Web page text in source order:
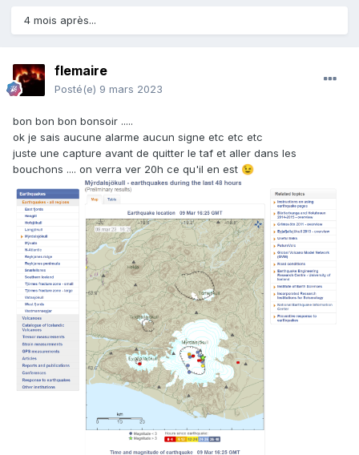
4 mois après...
flemaire
Posté(e) 9 mars 2023
bon bon bon bonsoir .....
ok je sais aucune alarme aucun signe etc etc etc
juste une capture avant de quitter le taf et aller dans les
bouchons .... on verra ver 20h ce qu'il en est 😉